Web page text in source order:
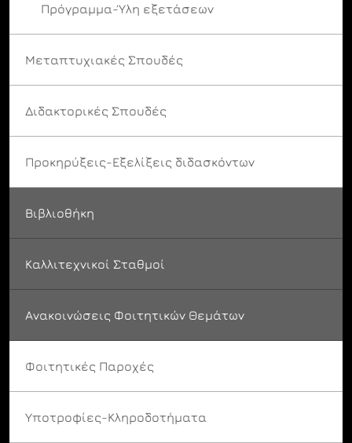
Πρόγραμμα-Ύλη εξετάσεων
Μεταπτυχιακές Σπουδές
Διδακτορικές Σπουδές
Προκηρύξεις-Εξελίξεις διδασκόντων
Βιβλιοθήκη
Καλλιτεχνικοί Σταθμοί
Ανακοινώσεις Φοιτητικών Θεμάτων
Φοιτητικές Παροχές
Υποτροφίες-Κληροδοτήματα